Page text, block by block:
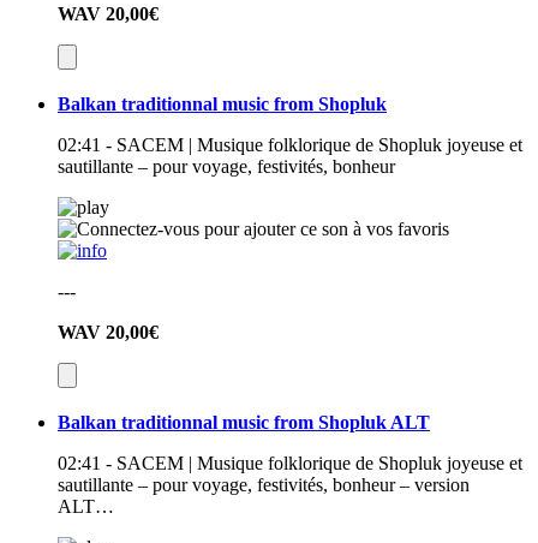
WAV 20,00€
Balkan traditionnal music from Shopluk
02:41 - SACEM | Musique folklorique de Shopluk joyeuse et
sautillante – pour voyage, festivités, bonheur
---
WAV 20,00€
Balkan traditionnal music from Shopluk ALT
02:41 - SACEM | Musique folklorique de Shopluk joyeuse et
sautillante – pour voyage, festivités, bonheur – version
ALT…